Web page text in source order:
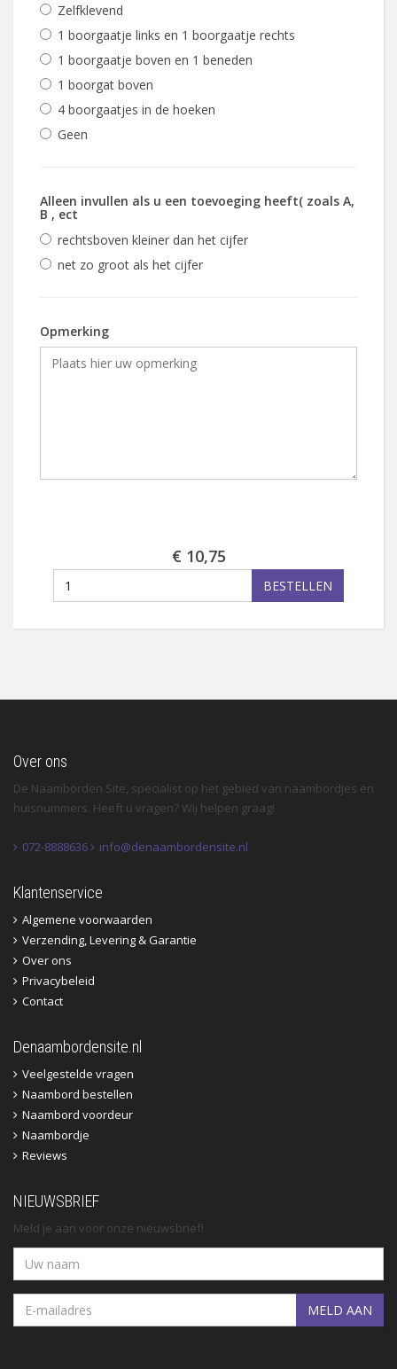
Zelfklevend
1 boorgaatje links en 1 boorgaatje rechts
1 boorgaatje boven en 1 beneden
1 boorgat boven
4 boorgaatjes in de hoeken
Geen
Alleen invullen als u een toevoeging heeft( zoals A,
B , ect
rechtsboven kleiner dan het cijfer
net zo groot als het cijfer
Opmerking
€ 10,75
BESTELLEN
Over ons
De Naamborden Site, specialist op het gebied van naambordjes en
huisnummers. Heeft u vragen? Wij helpen graag!
072-8888636 info@denaambordensite.nl
Klantenservice
Algemene voorwaarden
Verzending, Levering & Garantie
Over ons
Privacybeleid
Contact
Denaambordensite.nl
Veelgestelde vragen
Naambord bestellen
Naambord voordeur
Naambordje
Reviews
NIEUWSBRIEF
Meld je aan voor onze nieuwsbrief!
MELD AAN